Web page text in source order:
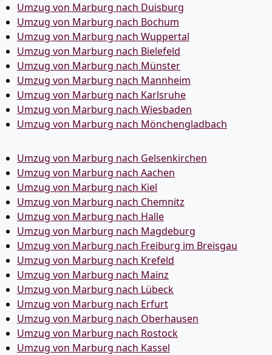
Umzug von Marburg nach Duisburg
Umzug von Marburg nach Bochum
Umzug von Marburg nach Wuppertal
Umzug von Marburg nach Bielefeld
Umzug von Marburg nach Münster
Umzug von Marburg nach Mannheim
Umzug von Marburg nach Karlsruhe
Umzug von Marburg nach Wiesbaden
Umzug von Marburg nach Mönchen­gladbach
Umzug von Marburg nach Gelsenkirchen
Umzug von Marburg nach Aachen
Umzug von Marburg nach Kiel
Umzug von Marburg nach Chemnitz
Umzug von Marburg nach Halle
Umzug von Marburg nach Magdeburg
Umzug von Marburg nach Freiburg im Breisgau
Umzug von Marburg nach Krefeld
Umzug von Marburg nach Mainz
Umzug von Marburg nach Lübeck
Umzug von Marburg nach Erfurt
Umzug von Marburg nach Oberhausen
Umzug von Marburg nach Rostock
Umzug von Marburg nach Kassel